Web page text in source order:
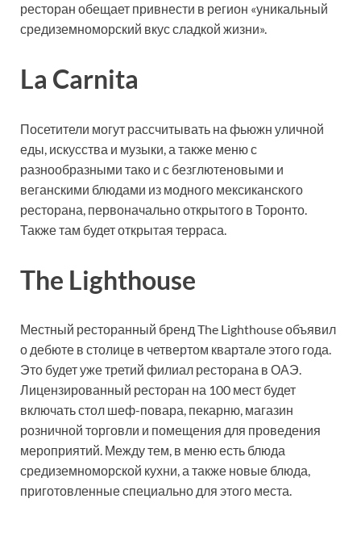
ресторан обещает привнести в регион «уникальный
средиземноморский вкус сладкой жизни».
La Carnita
Посетители могут рассчитывать на фьюжн уличной
еды, искусства и музыки, а также меню с
разнообразными тако и с безглютеновыми и
веганскими блюдами из модного мексиканского
ресторана, первоначально открытого в Торонто.
Также там будет открытая терраса.
The Lighthouse
Местный ресторанный бренд The Lighthouse объявил
о дебюте в столице в четвертом квартале этого года.
Это будет уже третий филиал ресторана в ОАЭ.
Лицензированный ресторан на 100 мест будет
включать стол шеф-повара, пекарню, магазин
розничной торговли и помещения для проведения
мероприятий. Между тем, в меню есть блюда
средиземноморской кухни, а также новые блюда,
приготовленные специально для этого места.